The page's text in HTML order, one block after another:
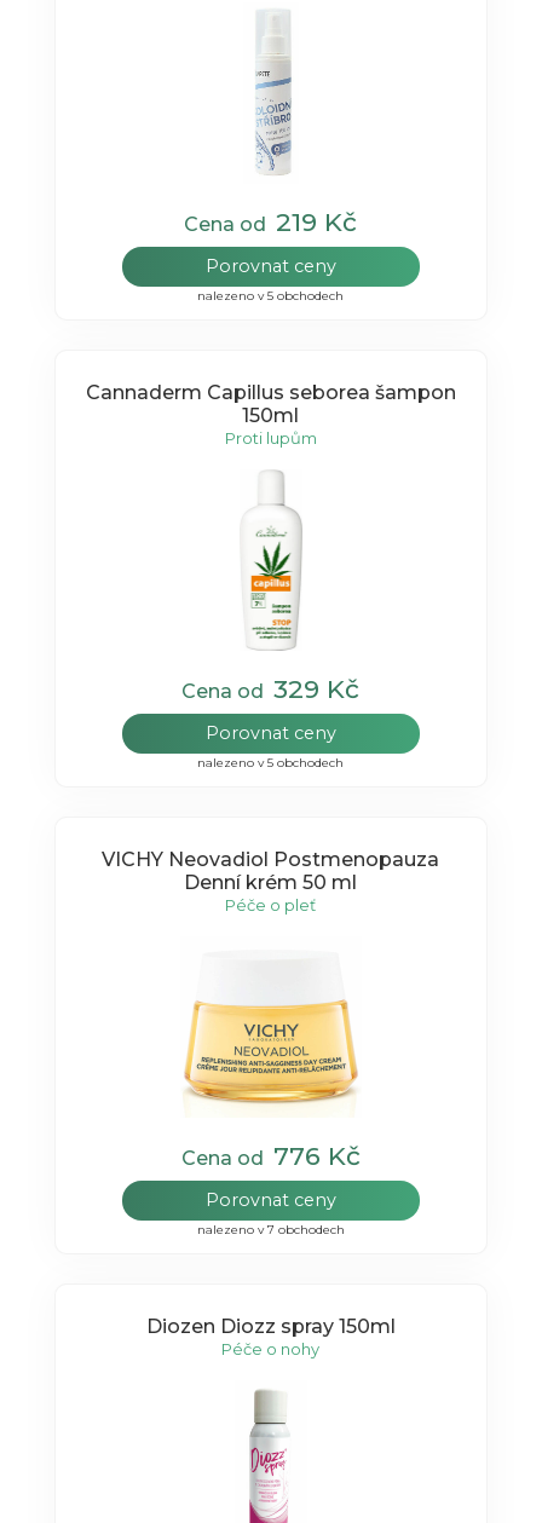
Cena od219 Kč
Porovnat ceny
nalezeno v 5 obchodech
Cannaderm Capillus seborea šampon
150ml
Proti lupům
Cena od329 Kč
Porovnat ceny
nalezeno v 5 obchodech
VICHY Neovadiol Postmenopauza
Denní krém 50 ml
Péče o pleť
Cena od 776 Kč
Porovnat ceny
nalezeno v 7 obchodech
Diozen Diozz spray 150ml
Péče o nohy